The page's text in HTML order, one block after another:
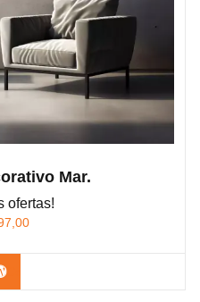
Mar.
ofertas!
Confira os modelos